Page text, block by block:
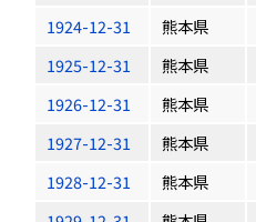
1924-12-31
熊本県
1925-12-31
熊本県
1926-12-31
熊本県
1927-12-31
熊本県
1928-12-31
熊本県